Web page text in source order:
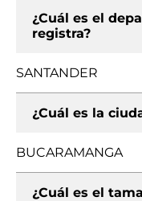
¿Cuál es el
registra?
SANTANDER
¿Cuál es la
BUCARAMANGA
¿Cuál es el